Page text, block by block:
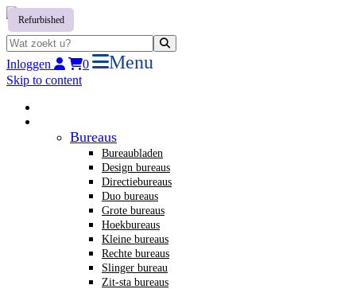
Inloggen 0 Menu
Skip to content
Bureaus
Bureaubladen
Design bureaus
Directiebureaus
Duo bureaus
Grote bureaus
Hoekbureaus
Kleine bureaus
Rechte bureaus
Slinger bureau
Zit-sta bureaus
Refurbished